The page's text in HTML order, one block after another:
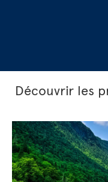
Découvrir les